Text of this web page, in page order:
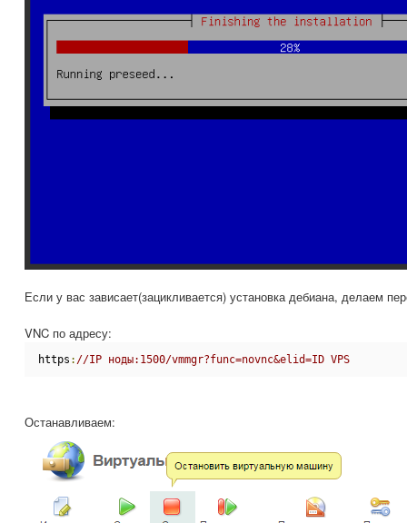
Если у вас зависает(зацикливается) установка дебиана, делаем
VNC по адресу:
https : //IP ноды:1500/vmmgr?func=novnc&elid=ID VPS
Останавливаем: